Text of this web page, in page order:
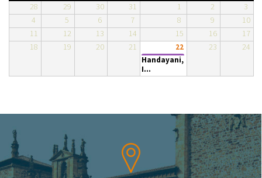
Sobre el IISJ
Calendario
Galería de fotos
28
29 30 31 1 2
3
4
5 6 7 8 9
10
11
12 13 14 15 16
17
18
19 20 21 22 23 24
Handayani,
I...